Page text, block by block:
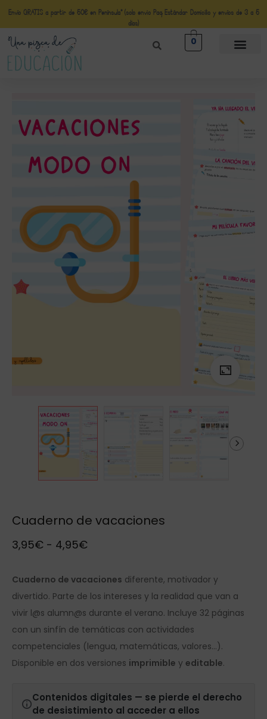
Envío GRATIS a partir de 50€ en Península* (solo envio Paq Estándar Domicilio y envíos de 3 a 5
días)
0
Cuaderno de vacaciones
3,95€ - 4,95€
Cuaderno de vacaciones diferente, motivador y
divertido. Parte de los intereses y la realidad que van a
vivir l@s alumn@s durante el verano. Incluye 32 páginas
con un sinfín de temáticas con actividades
competenciales (lengua, matemáticas, valores…).
Disponible en dos versiones imprimible y editable.
Contenidos digitales — se pierde el derecho
de desistimiento al acceder a ellos